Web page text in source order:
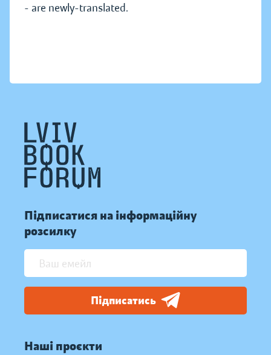
- are newly-translated.
Підписатися на інформаційну
розсилку
Підписатись
Наші проєкти